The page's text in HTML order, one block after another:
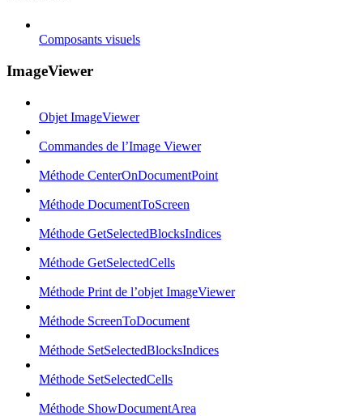
Composants visuels
ImageViewer
Objet ImageViewer
Commandes de l’Image Viewer
Méthode CenterOnDocumentPoint
Méthode DocumentToScreen
Méthode GetSelectedBlocksIndices
Méthode GetSelectedCells
Méthode Print de l’objet ImageViewer
Méthode ScreenToDocument
Méthode SetSelectedBlocksIndices
Méthode SetSelectedCells
Méthode ShowDocumentArea